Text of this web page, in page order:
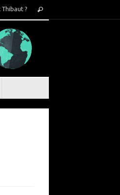
?
pour
Rechercher